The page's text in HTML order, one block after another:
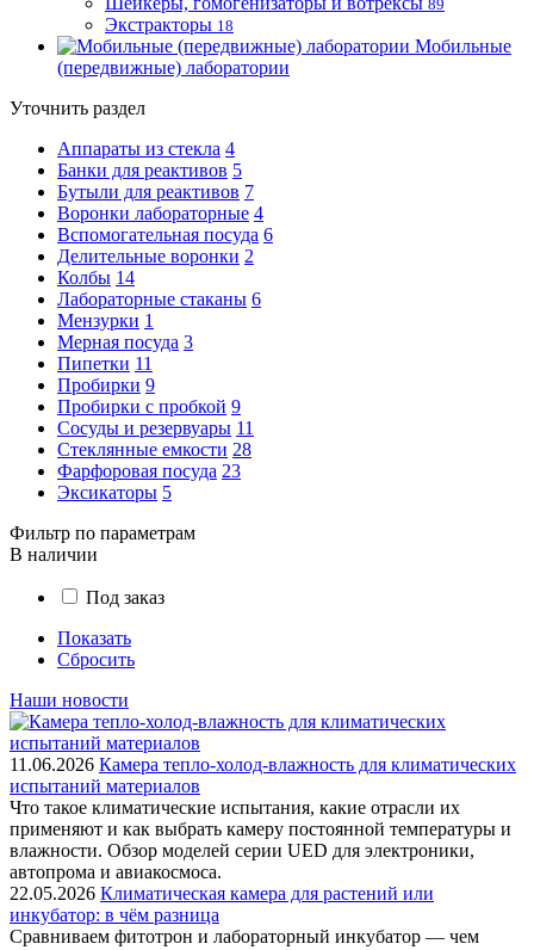
89
Экстракторы 18
Мобильные
(передвижные) лаборатории
Уточнить раздел
Аппараты из стекла 4
Банки для реактивов 5
Бутыли для реактивов 7
Воронки лабораторные 4
Вспомогательная посуда 6
Делительные воронки 2
Колбы 14
Лабораторные стаканы 6
Мензурки 1
Мерная посуда 3
Пипетки 11
Пробирки 9
Пробирки с пробкой 9
Сосуды и резервуары 11
Стеклянные емкости 28
Фарфоровая посуда 23
Эксикаторы 5
Фильтр по параметрам
В наличии
Под заказ
Показать
Сбросить
Наши новости
11.06.2026 Камера тепло-холод-влажность для климатических
испытаний материалов
Что такое климатические испытания, какие отрасли их
применяют и как выбрать камеру постоянной температуры и
влажности. Обзор моделей серии UED для электроники,
автопрома и авиакосмоса.
22.05.2026 Климатическая камера для растений или
инкубатор: в чём разница
Сравниваем фитотрон и лабораторный инкубатор — чем